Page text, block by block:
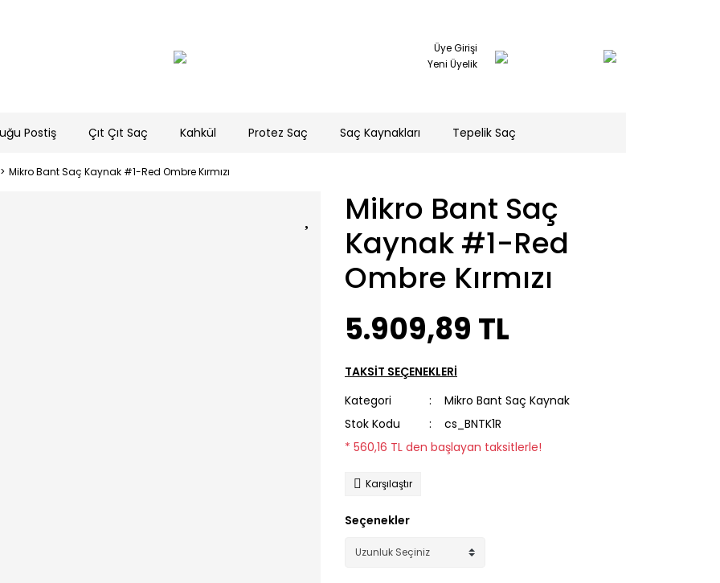
Üye Girişi
Yeni Üyelik
Postiş Çıt Çıt Saç Kahkül Protez Saç Saç Kaynakları Tepelik Saç
Mikro Bant Saç Kaynak #1-Red Ombre Kırmızı
Mikro Bant Saç
Kaynak #1-Red
Ombre Kırmızı
5.909,89 TL
TAKSİT SEÇENEKLERİ
Kategori
Mikro Bant Saç Kaynak
Stok Kodu
cs_BNTK1R
* 560,16 TL den başlayan taksitlerle!
Karşılaştır
Seçenekler